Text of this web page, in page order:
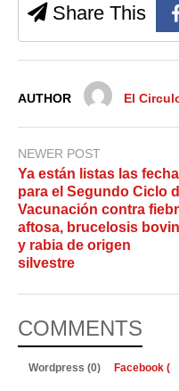
Share This
AUTHOR El
NEWER POST
Ya están listas las
para el Segundo Ciclo
Vacunación contra
aftosa, brucelosis
y rabia de origen
silvestre
COMMENTS
Wordpress (0) Facebook (